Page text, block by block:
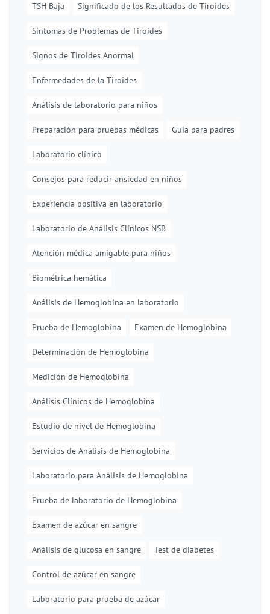
TSH Baja Significado de los Resultados de Tiroides
Síntomas de Problemas de Tiroides
Signos de Tiroides Anormal
Enfermedades de la Tiroides
Análisis de laboratorio para niños
Preparación para pruebas médicas Guía para padres
Laboratorio clínico
Consejos para reducir ansiedad en niños
Experiencia positiva en laboratorio
Laboratorio de Análisis Clínicos NSB
Atención médica amigable para niños
Biométrica hemática
Análisis de Hemoglobina en laboratorio
Prueba de Hemoglobina Examen de Hemoglobina
Determinación de Hemoglobina
Medición de Hemoglobina
Análisis Clínicos de Hemoglobina
Estudio de nivel de Hemoglobina
Servicios de Análisis de Hemoglobina
Laboratorio para Análisis de Hemoglobina
Prueba de laboratorio de Hemoglobina
Examen de azúcar en sangre
Análisis de glucosa en sangre Test de diabetes
Control de azúcar en sangre
Laboratorio para prueba de azúcar